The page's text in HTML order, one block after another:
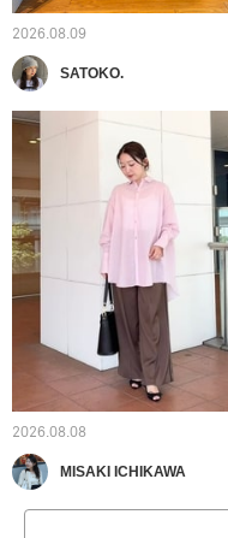
2026.08.09
SATOKO.
2026.08.08
MISAKI ICHIKAWA